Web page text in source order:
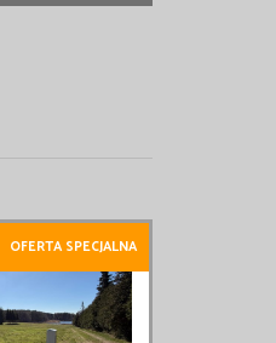
OFERTA SPECJALNA